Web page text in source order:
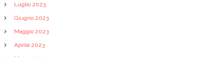
Luglio 2023
Giugno 2023
Maggio 2023
Aprile 2023